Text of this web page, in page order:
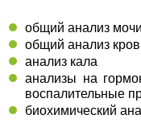
общий анализ мочи
общий анализ
анализ кала
анализы на
воспалительные
биохимический